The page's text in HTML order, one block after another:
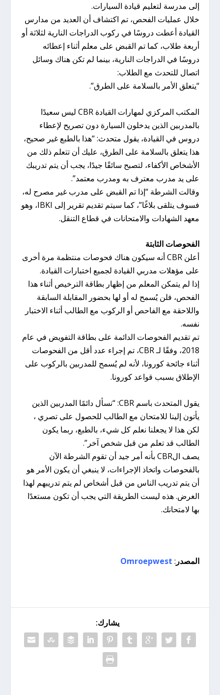
إلى مدرسة لتعليم قيادة السيارات.
خلال عمليات الفحص، تم اكتشاف أن العديد من مدارس
القيادة أعطت دروسًا في ركوب الدراجات النارية لثلاثة أو
أربعة طلاب، كما تم القبض على معلم أثناء إعطائه
دروسًا في الدراجات النارية، بينما لم تكن هناك وسائل
اتصال للتحدث مع الطلاب:
“يتعلق الأمر بالسلامة على الطرق”.
المكتب المركزي لمهارات القيادة CBR ليس سعيدًا
بالمدربين الذين يدخلون السيارة دون تصريح لإعطاء
دروس في القيادة، يقول متحدث: “هذا بالطبع غير صحيح،
هذا يتعلق بالسلامة على الطرق، عليك أن تتعلم ذلك من
الأشخاص الأكفاء، لتصبح سائقًا جيدًا، يجب أن يتم تدريبك
على يد مدرب معترف به ومدرب معتمد”.
وقالت الشرطة “إذا تم القبض على مدرب غير مصرح له،
فسوف يتلقى بلاغًا”، كما سيتم تقديم تقرير إلى IBKI، وهو
معهد الشهادات والامتحانات في قطاع التنقل.
الفحوصات الثابتة
أعلن CBR أنه سيكون هناك فحوصات منتظمة مرة أخرى
على مؤهلات مدربي القيادة لجميع اختبارات القيادة.
إذا لم يتمكن المعلم من إظهار بطاقة الترخيص أثناء هذا
الفحص، فلن يُسمح له أو لها بحضور المقابلة السابقة
واللاحقة مع الفاحص أو الركوب مع الطالب أثناء الاختبار
نفسه.
تم تقديم الفحوصات الدائمة على بطاقة التفويض في عام
2018، وفقًا لـ CBR، تم إجراء عدد أقل من الفحوصات
أثناء جائحة كورونا، لأنه لم يُسمح للمدربين بالركوب على
الإطلاق بسبب قواعد كورونا.
يقول المتحدث باسم CBR: “نسأل دائمًا المدربين الذين
يأتون إلينا للامتحان مع الطالب للحصول على تصري ،
لكن هذا لا يجعلنا نعلم كل شيء، بالطبع، ربما يكون
الطالب قد تعلم من قبل شخص آخر”.
يصف الCBR بأنه أمر جيد أن تقوم الشرطة الآن
بالفحوصات واتخاذ الإجراءات، لا ينبغي أن يكون الأمر هو
أن يتم تدريب الناس من قبل أشخاص لم يتم تدريبهم لهذا
الغرض. هذه ليست الطريقة التي يجب أن تكون مستعدًا
بها لامتحانك.
المصدر :
Omroepwest
يشارك: